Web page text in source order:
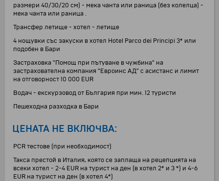
размери 40/30/20 см) - мека чанта или раница (без колелца) -
мека чанта или раница .
Трансфер летище - хотел - летище
4 нощувки със закуски в хотел Hotel Parco dei Principi 3* или
подобен в Бари
Застраховка "Помощ при пътуване в чужбина" на
застрахователна компания "Евроинс АД" с асистанс и лимит
на отговорност 10 000 EUR
Водач - екскурзовод от България при мин. 12 туристи
Пешеходна разходка в Бари
ЦЕНАТА НЕ ВКЛЮЧВА:
PCR тестове (при необходимост)
Такса престой в Италия, която се заплаща на рецепцията на
всеки хотел - 2-4 EUR на турист на ден (в хотел 2* и 3 *) и 4-6
EUR на турист на ден (в хотел 4*)